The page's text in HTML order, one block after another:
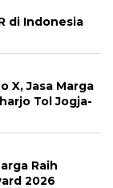
di Indonesia
X, Jasa Marga
Tol Jogja-
Raih
2026